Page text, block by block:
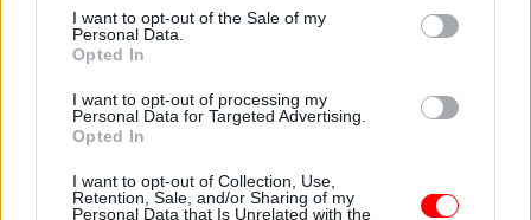
consent section.
I want to opt-out of the Sale of my
Personal Data.
Opted In
I want to opt-out of processing my
Personal Data for Targeted Advertising.
Opted In
I want to opt-out of Collection, Use,
Retention, Sale, and/or Sharing of my
Personal Data that Is Unrelated with the
Megszakad egy rossz
időszak: július végéig…
egy 1991-es levelet
A nyuszika és a
festékbolt
Viccek: Elpusztul a
zebra, és felkerül a…